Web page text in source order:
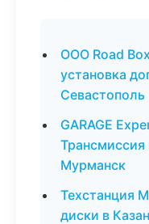
ООО Road
установка
Севастополь
GARAGE
Трансмиссия
Мурманск
Техстанция
диски в